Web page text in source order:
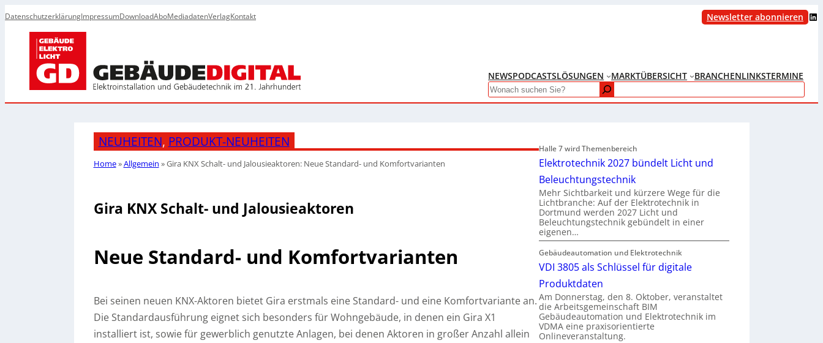
DatenschutzerklärungImpressumDownloadAboMediadatenVerlagKontakt Newsletter abonnieren LinkedIn
NEWSPODCASTSLÖSUNGEN MARKTÜBERSICHT BRANCHENLINKSTERMINE
Search
NEUHEITEN, PRODUKT-NEUHEITEN
Home»Allgemein »Gira KNX Schalt- und Jalousieaktoren: Neue Standard- und Komfortvarianten
Gira KNX Schalt- und Jalousieaktoren
Neue Standard- und Komfortvarianten
Bei seinen neuen KNX-Aktoren bietet Gira erstmals eine Standard- und eine Komfortvariante an.
Die Standardausführung eignet sich besonders für Wohngebäude, in denen ein Gira X1
installiert ist, sowie für gewerblich genutzte Anlagen, bei denen Aktoren in großer Anzahl allein
Halle 7 wird Themenbereich
Elektrotechnik 2027 bündelt Licht und
Beleuchtungstechnik
Mehr Sichtbarkeit und kürzere Wege für die
Lichtbranche: Auf der Elektrotechnik in
Dortmund werden 2027 Licht und
Beleuchtungstechnik gebündelt in einer
eigenen…
Gebäudeautomation und Elektrotechnik
VDI 3805 als Schlüssel für digitale
Produktdaten
Am Donnerstag, den 8. Oktober, veranstaltet
die Arbeitsgemeinschaft BIM
Gebäudeautomation und Elektrotechnik im
VDMA eine praxisorientierte
Onlineveranstaltung.